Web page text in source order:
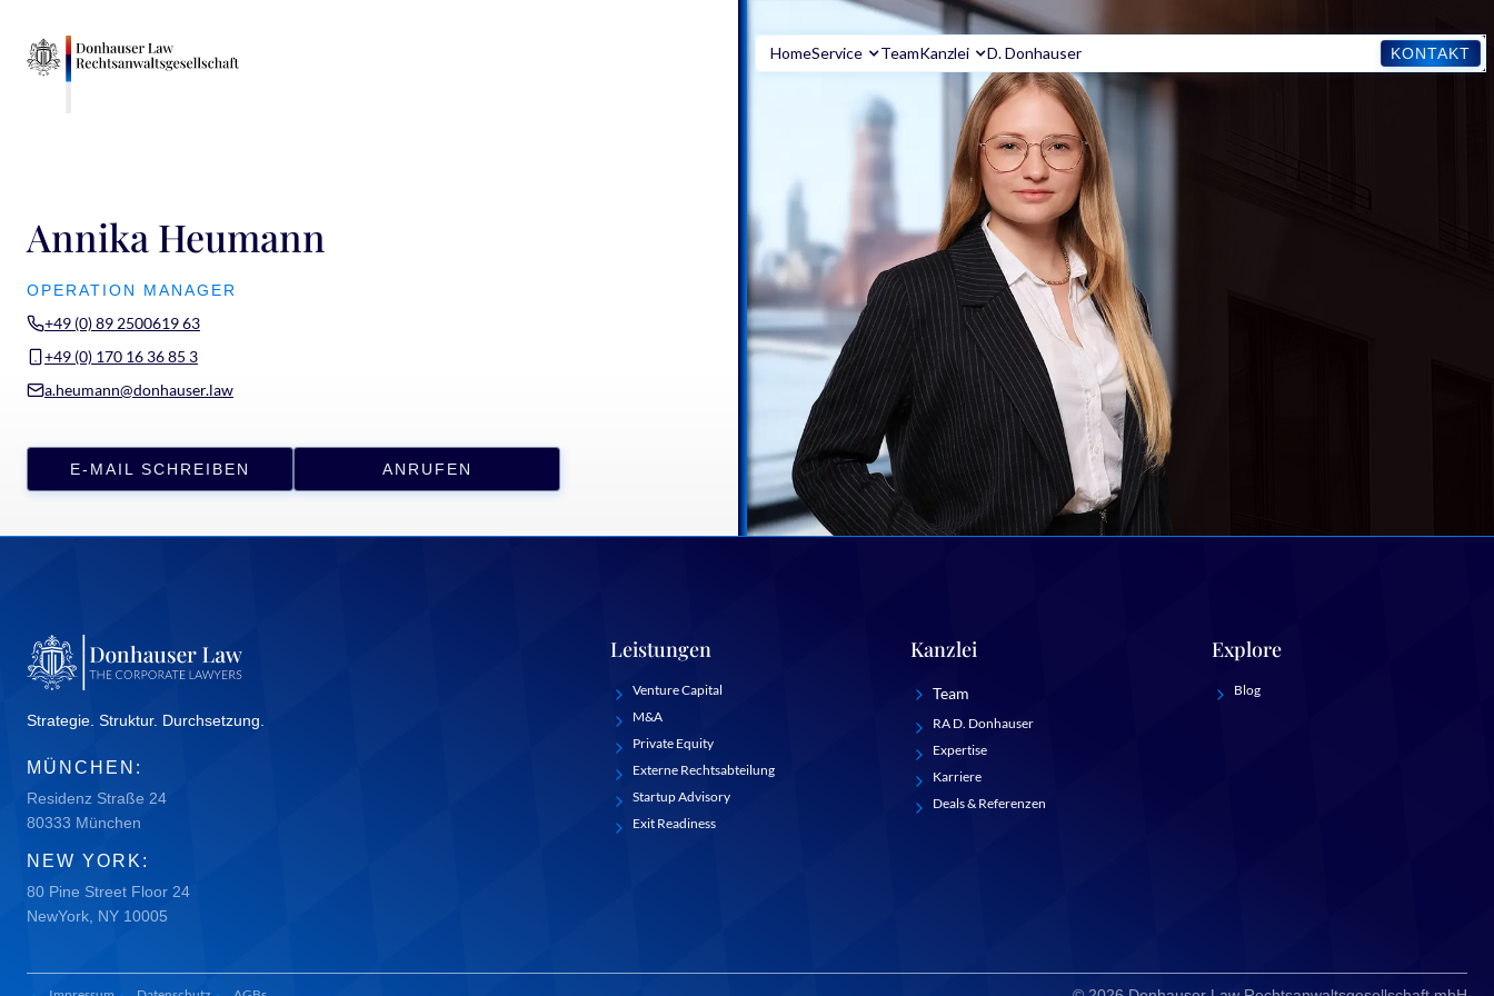
Annika Heumann
OPERATION MANAGER
+49 (0) 89 2500619 63
+49 (0) 170 16 36 85 3
a.heumann@donhauser.law
E-MAIL SCHREIBEN ANRUFEN
HomeService TeamKanzlei D. Donhauser KONTAKT
Strategie. Struktur. Durchsetzung.
MÜNCHEN:
Residenz Straße 24
80333 München
NEW YORK:
80 Pine Street Floor 24
NewYork, NY 10005
Leistungen
Venture Capital
M&A
Private Equity
Externe Rechtsabteilung
Startup Advisory
Exit Readiness
Kanzlei
Team
RA D. Donhauser
Expertise
Karriere
Deals & Referenzen
Explore
Blog